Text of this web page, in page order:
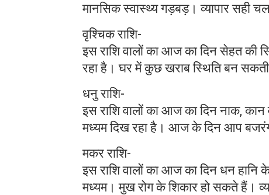
मानसिक स्वास्थ्य गड़बड़। व्यापार सही
वृश्चिक राशि-
इस राशि वालों का आज का दिन सेहत की
रहा है। घर में कुछ खराब स्थिति बन
धनु राशि-
इस राशि वालों का आज का दिन नाक, कान
मध्यम दिख रहा है। आज के दिन आप
मकर राशि-
इस राशि वालों का आज का दिन धन
मध्यम। मुख रोग के शिकार हो सकते हैं।